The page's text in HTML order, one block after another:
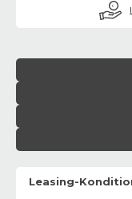
€
Leasing-